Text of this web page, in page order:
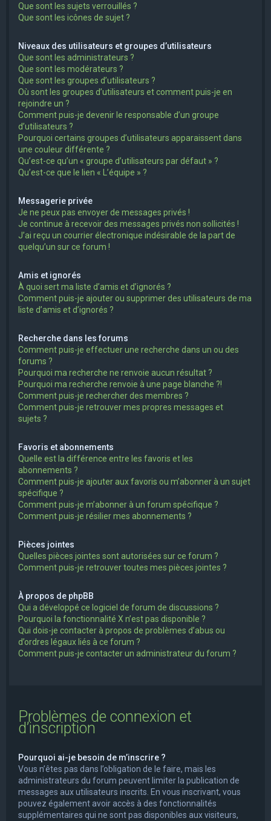
Que sont les sujets verrouillés ?
Que sont les icônes de sujet ?
Niveaux des utilisateurs et groupes d’utilisateurs
Que sont les administrateurs ?
Que sont les modérateurs ?
Que sont les groupes d’utilisateurs ?
Où sont les groupes d’utilisateurs et comment puis-je en
rejoindre un ?
Comment puis-je devenir le responsable d’un groupe
d’utilisateurs ?
Pourquoi certains groupes d’utilisateurs apparaissent dans
une couleur différente ?
Qu’est-ce qu’un « groupe d’utilisateurs par défaut » ?
Qu’est-ce que le lien « L’équipe » ?
Messagerie privée
Je ne peux pas envoyer de messages privés !
Je continue à recevoir des messages privés non sollicités !
J’ai reçu un courrier électronique indésirable de la part de
quelqu’un sur ce forum !
Amis et ignorés
À quoi sert ma liste d’amis et d’ignorés ?
Comment puis-je ajouter ou supprimer des utilisateurs de ma
liste d’amis et d’ignorés ?
Recherche dans les forums
Comment puis-je effectuer une recherche dans un ou des
forums ?
Pourquoi ma recherche ne renvoie aucun résultat ?
Pourquoi ma recherche renvoie à une page blanche ?!
Comment puis-je rechercher des membres ?
Comment puis-je retrouver mes propres messages et
sujets ?
Favoris et abonnements
Quelle est la différence entre les favoris et les
abonnements ?
Comment puis-je ajouter aux favoris ou m’abonner à un sujet
spécifique ?
Comment puis-je m’abonner à un forum spécifique ?
Comment puis-je résilier mes abonnements ?
Pièces jointes
Quelles pièces jointes sont autorisées sur ce forum ?
Comment puis-je retrouver toutes mes pièces jointes ?
À propos de phpBB
Qui a développé ce logiciel de forum de discussions ?
Pourquoi la fonctionnalité X n’est pas disponible ?
Qui dois-je contacter à propos de problèmes d’abus ou
d’ordres légaux liés à ce forum ?
Comment puis-je contacter un administrateur du forum ?
Problèmes de connexion et
d’inscription
Pourquoi ai-je besoin de m’inscrire ?
Vous n’êtes pas dans l’obligation de le faire, mais les
administrateurs du forum peuvent limiter la publication de
messages aux utilisateurs inscrits. En vous inscrivant, vous
pouvez également avoir accès à des fonctionnalités
supplémentaires qui ne sont pas disponibles aux visiteurs,